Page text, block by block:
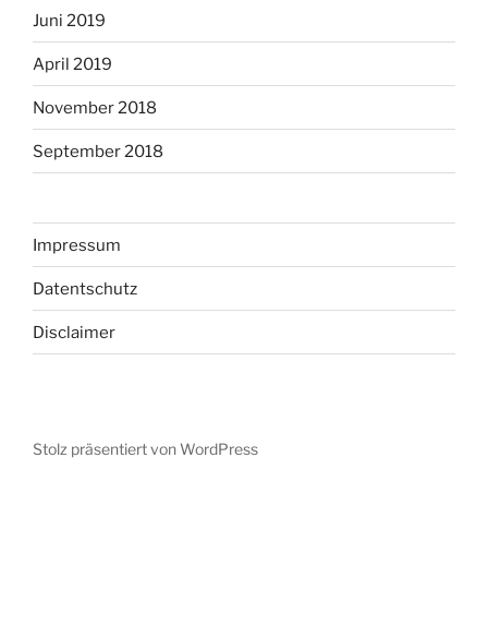
Juni 2019
April 2019
November 2018
September 2018
Impressum
Datentschutz
Disclaimer
Stolz präsentiert von WordPress